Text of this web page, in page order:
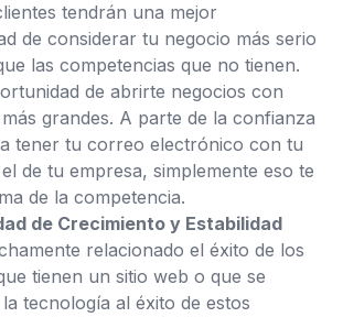
tendrán una mejor
de considerar tu negocio más serio
las competencias que no tienen.
de abrirte negocios con
grandes. A parte de la confianza
tener tu correo electrónico con tu
de tu empresa, simplemente eso te
de la competencia.
de Crecimiento y Estabilidad
relacionado el éxito de los
tienen un sitio web o que se
tecnología al éxito de estos